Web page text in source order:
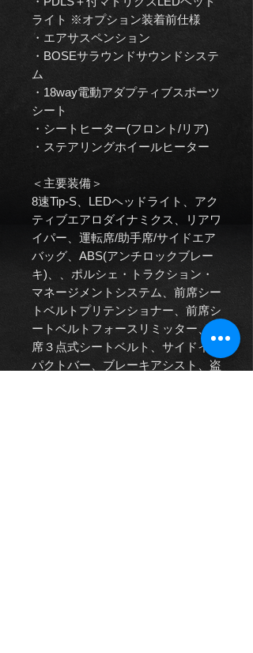
ライト ※オプション装着前仕様
・エアサスペンション
・BOSEサラウンドサウンドシステ
ム
・18way電動アダプティブスポーツ
シート
・シートヒーター(フロント/リア)
・ステアリングホイールヒーター
＜主要装備＞
8速Tip-S、LEDヘッドライト、アク
ティブエアロダイナミクス、リアワ
イパー、運転席/助手席/サイドエア
バッグ、ABS(アンチロックブレー
キ)、、ポルシェ・トラクション・
マネージメントシステム、前席シー
トベルトプリテンショナー、前席シ
ートベルトフォースリミッター、後
席３点式シートベルト、サイドイン
パクトバー、ブレーキアシスト、盗